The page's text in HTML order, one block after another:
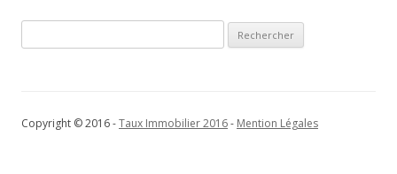
Copyright © 2016 -Taux Immobilier 2016- Mention Légales